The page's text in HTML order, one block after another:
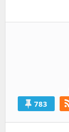
783